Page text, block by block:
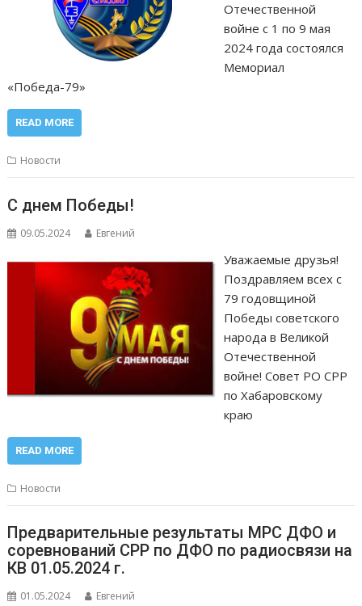
Отечественной
войне с 1 по 9 мая
2024 года состоялся
Мемориал
«Победа-79»
READ MORE
Новости
С днем Победы!
09.05.2024 Евгений
Уважаемые друзья!
Поздравляем всех с
79 годовщиной
Победы советского
народа в Великой
Отечественной
войне! Совет РО СРР
по Хабаровскому
краю
READ MORE
Новости
Предварительные результаты МРС ДФО и
соревнований СРР по ДФО по радиосвязи на
КВ 01.05.2024 г.
01.05.2024 Евгений